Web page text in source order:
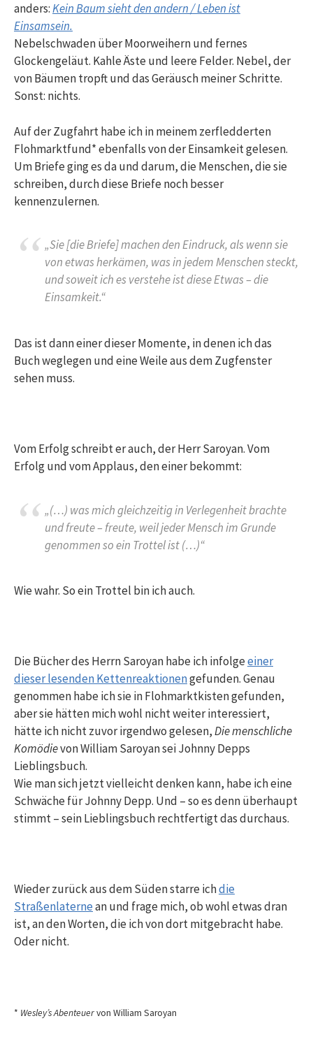
anders:Kein Baum sieht den andern / Leben ist
Einsamsein.
Nebelschwaden über Moorweihern und fernes
Glockengeläut. Kahle Äste und leere Felder. Nebel, der
von Bäumen tropft und das Geräusch meiner Schritte.
Sonst: nichts.
Auf der Zugfahrt habe ich in meinem zerfledderten
Flohmarktfund* ebenfalls von der Einsamkeit gelesen.
Um Briefe ging es da und darum, die Menschen, die sie
schreiben, durch diese Briefe noch besser
kennenzulernen.
„Sie [die Briefe] machen den Eindruck, als wenn sie
von etwas herkämen, was in jedem Menschen steckt,
und soweit ich es verstehe ist diese Etwas – die
Einsamkeit.“
Das ist dann einer dieser Momente, in denen ich das
Buch weglegen und eine Weile aus dem Zugfenster
sehen muss.
Vom Erfolg schreibt er auch, der Herr Saroyan. Vom
Erfolg und vom Applaus, den einer bekommt:
„(…) was mich gleichzeitig in Verlegenheit brachte
und freute – freute, weil jeder Mensch im Grunde
genommen so ein Trottel ist (…)“
Wie wahr. So ein Trottel bin ich auch.
Die Bücher des Herrn Saroyan habe ich infolgeeiner
dieser lesenden Kettenreaktionengefunden. Genau
genommen habe ich sie in Flohmarktkisten gefunden,
aber sie hätten mich wohl nicht weiter interessiert,
hätte ich nicht zuvor irgendwo gelesen,Die menschliche
Komödievon William Saroyan sei Johnny Depps
Lieblingsbuch.
Wie man sich jetzt vielleicht denken kann, habe ich eine
Schwäche für Johnny Depp. Und – so es denn überhaupt
stimmt – sein Lieblingsbuch rechtfertigt das durchaus.
Wieder zurück aus dem Süden starre ichdie
Straßenlaternean und frage mich, ob wohl etwas dran
ist, an den Worten, die ich von dort mitgebracht habe.
Oder nicht.
* Wesley’s Abenteuervon William Saroyan